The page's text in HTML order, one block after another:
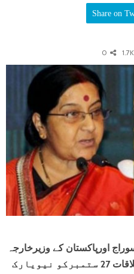
Share on
1.7K
0
اورپاکستان کے وزیرخارجہ
کے درمیان ملاقات 27 ستمبرکو نیویارک